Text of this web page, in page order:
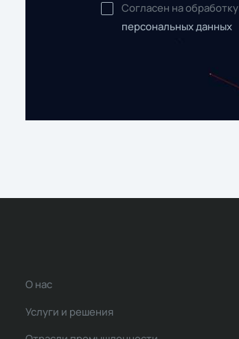
Согласен на обработку
персональных данных
О нас
Услуги и решения